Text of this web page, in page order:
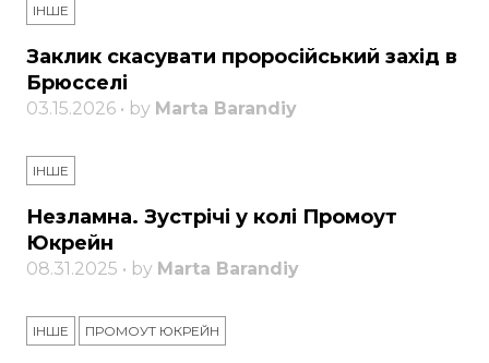
ІНШЕ
Заклик скасувати проросійський захід в
Брюсселі
03.15.2026 • by Marta Barandiy
ІНШЕ
Незламна. Зустрічі у колі Промоут
Юкрейн
08.31.2025 • by Marta Barandiy
ІНШЕ ПРОМОУТ ЮКРЕЙН